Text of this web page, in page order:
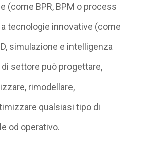
(come BPR, BPM o process
tecnologie innovative (come
simulazione e intelligenza
settore può progettare,
rimodellare,
qualsiasi tipo di
od operativo.